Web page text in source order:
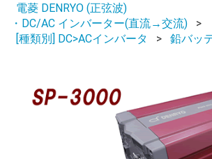
電菱 DENRYO (正弦波)
・DC/AC インバーター(直流→交流)
[種類別] DC>ACインバータ
鉛バッ